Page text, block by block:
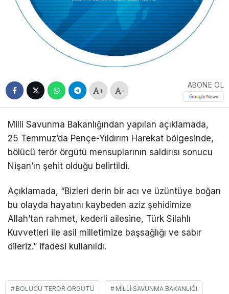
+ -
ABONE OL
Milli Savunma Bakanlığından yapılan açıklamada,
25 Temmuz’da Pençe-Yıldırım Harekat bölgesinde,
bölücü terör örgütü mensuplarının saldırısı sonucu
Nişan’ın şehit olduğu belirtildi.
Açıklamada, “Bizleri derin bir acı ve üzüntüye boğan
bu olayda hayatını kaybeden aziz şehidimize
Allah’tan rahmet, kederli ailesine, Türk Silahlı
Kuvvetleri ile asil milletimize başsağlığı ve sabır
dileriz.” ifadesi kullanıldı.
BÖLÜCÜ TERÖR ÖRGÜTÜ MILLI SAVUNMA BAKANLIĞI